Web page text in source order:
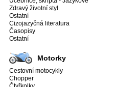
Zdravý životní styl
Ostatní
Cizojazyčná literatura
Časopisy
Ostatní
Motorky
Cestovní motocykly
Chopper